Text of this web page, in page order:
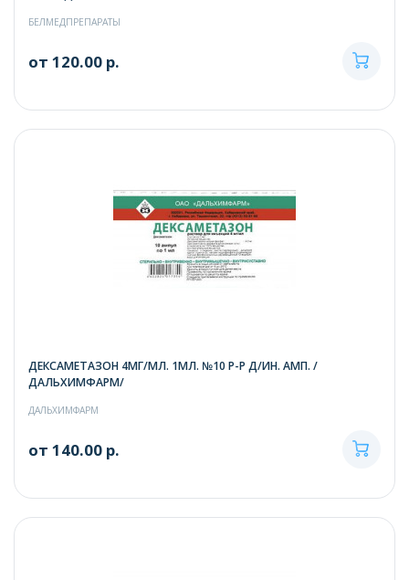
БЕЛМЕДПРЕПАРАТЫ
от 120.00 р.
ДЕКСАМЕТАЗОН 4МГ/МЛ. 1МЛ. №10 Р-Р Д/ИН. АМП. /
ДАЛЬХИМФАРМ/
ДАЛЬХИМФАРМ
от 140.00 р.